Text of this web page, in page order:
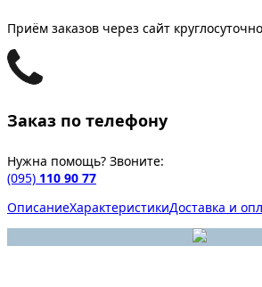
Приём заказов через сайт круглосуточно
Заказ по телефону
Нужна помощь? Звоните:
(095) 110 90 77
ОписаниеХарактеристикиДоставка и